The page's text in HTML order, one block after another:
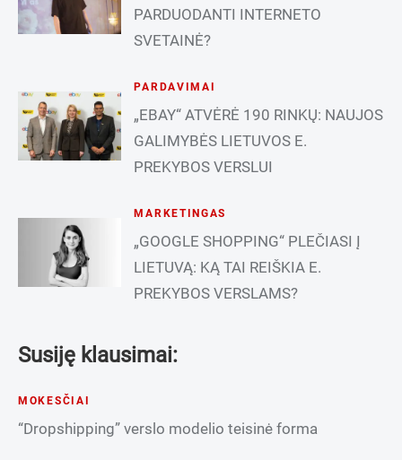
PARDUODANTI INTERNETO
SVETAINĖ?
PARDAVIMAI
„EBAY“ ATVĖRĖ 190 RINKŲ: NAUJOS
GALIMYBĖS LIETUVOS E.
PREKYBOS VERSLUI
MARKETINGAS
„GOOGLE SHOPPING“ PLEČIASI Į
LIETUVĄ: KĄ TAI REIŠKIA E.
PREKYBOS VERSLAMS?
Susiję klausimai:
MOKESČIAI
“Dropshipping” verslo modelio teisinė forma